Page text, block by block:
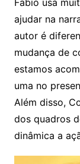
ajudar na
autor é
mudança de
estamos
uma no
Além disso,
dos quadros
dinâmica a